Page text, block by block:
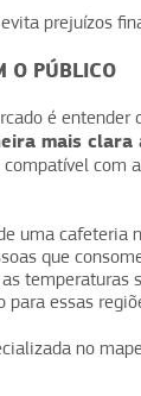
prejuízos
O PÚBLICO
é
mais clara
com
uma cafeteria
que
temperaturas
essas
no